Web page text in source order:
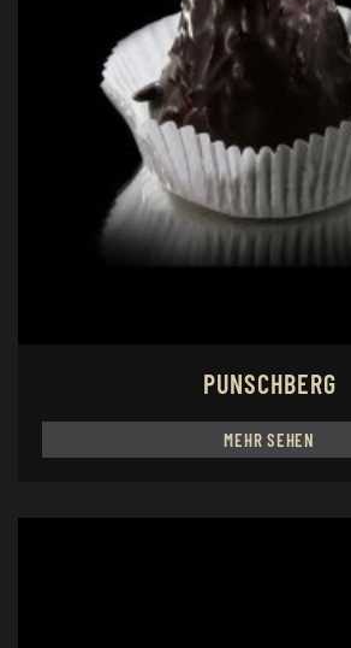
PUNSCHBERG
MEHR SEHEN